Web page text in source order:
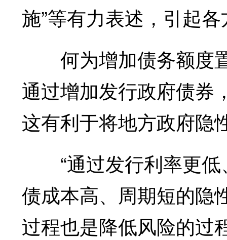
施”等有力表述，引起
何为增加债务额度
通过增加发行政府债券
这有利于将地方政府隐
“通过发行利率更低
债成本高、周期短的隐
过程也是降低风险的过